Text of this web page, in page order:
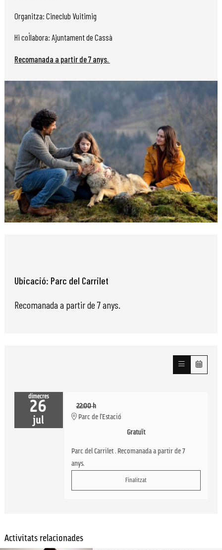
Organitza: Cineclub Vuitimig
Hi col·labora: Ajuntament de Cassà
Recomanada a partir de 7 anys.
Ubicació: Parc del Carrilet
Recomanada a partir de 7 anys.
dimecres
26
jul
22:00 h
Parc de l'Estació
Gratuït
Parc del Carrilet . Recomanada a partir de 7
anys.
Finalitzat
Activitats relacionades